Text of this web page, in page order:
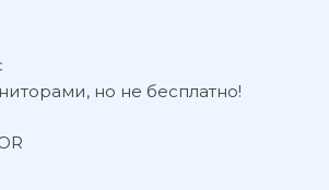
но не бесплатно!